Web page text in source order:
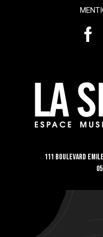
111 Boulevard